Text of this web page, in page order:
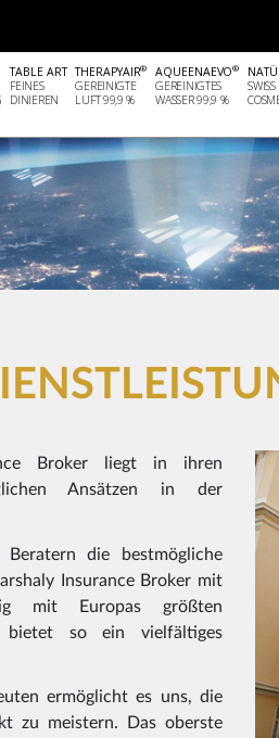
TABLE ART
FEINES
DINIEREN
THERAPYAIR®
GEREINIGTE
LUFT 99,9 %
AQUEENAEVO®
GEREINIGTES
WASSER 99,9 %
SWISS
Broker liegt in ihren
Ansätzen in der
die bestmögliche
Insurance Broker mit
mit Europas größten
bietet so ein vielfältiges
ermöglicht es uns, die
zu meistern. Das oberste